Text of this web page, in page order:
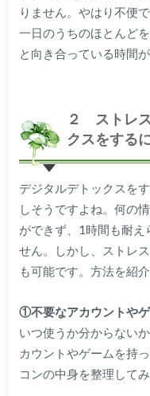
りません。やはり不便で
一日のうちのほとんど
と向き合っている時間
２ ストレ
クスをする
デジタルデトックスを
しそうですよね。何の
ができず、1時間も耐え
せん。しかし、ストレ
も可能です。方法を紹
①不要なアカウントや
いつ使うか分からない
カウントやゲームを持
コンの中身を整理してみ